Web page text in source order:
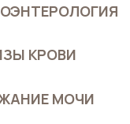
КРОВИ
МОЧИ